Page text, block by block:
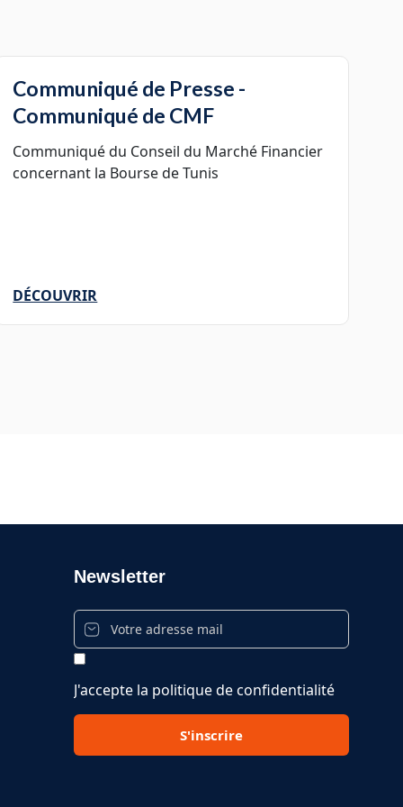
Communiqué de Presse -
Communiqué de CMF
Communiqué du Conseil du Marché Financier
concernant la Bourse de Tunis
DÉCOUVRIR
Newsletter
J'accepte la politique de confidentialité